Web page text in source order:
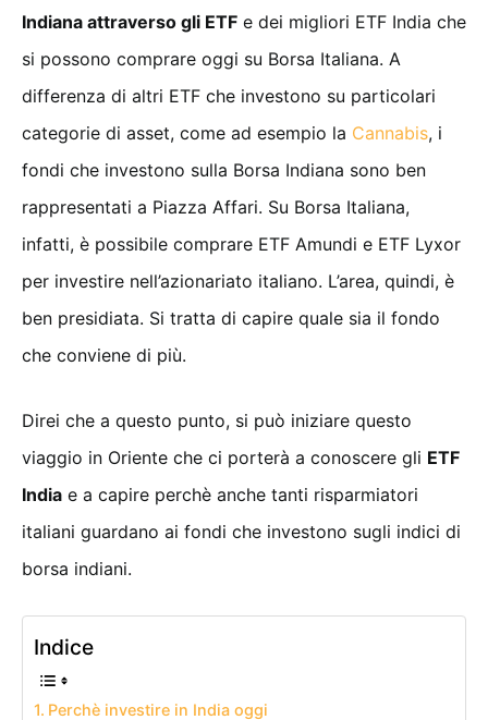
Indiana attraverso gli ETF e dei migliori ETF India che
si possono comprare oggi su Borsa Italiana. A
differenza di altri ETF che investono su particolari
categorie di asset, come ad esempio la Cannabis, i
fondi che investono sulla Borsa Indiana sono ben
rappresentati a Piazza Affari. Su Borsa Italiana,
infatti, è possibile comprare ETF Amundi e ETF Lyxor
per investire nell’azionariato italiano. L’area, quindi, è
ben presidiata. Si tratta di capire quale sia il fondo
che conviene di più.
Direi che a questo punto, si può iniziare questo
viaggio in Oriente che ci porterà a conoscere gli ETF
India e a capire perchè anche tanti risparmiatori
italiani guardano ai fondi che investono sugli indici di
borsa indiani.
Indice
Perchè investire in India oggi